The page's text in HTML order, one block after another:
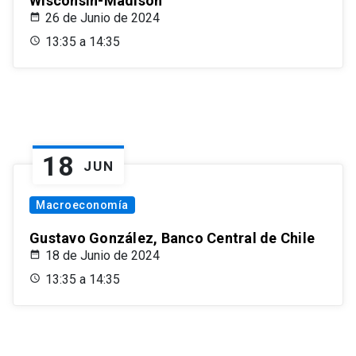
26 de Junio de 2024
13:35 a 14:35
18 JUN
Macroeconomía
Gustavo González, Banco Central de Chile
18 de Junio de 2024
13:35 a 14:35